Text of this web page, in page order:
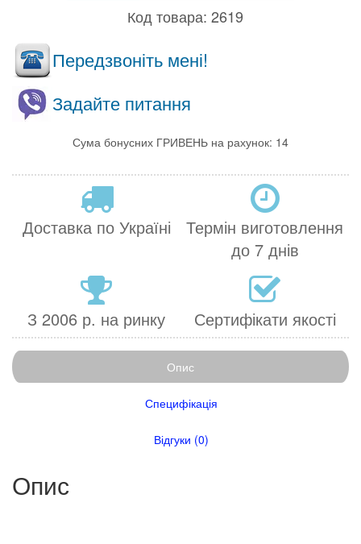
Код товара: 2619
Передзвоніть мені!
Задайте питання
Сума бонусних ГРИВЕНЬ на рахунок: 14
Доставка по Україні
Термін виготовлення
до 7 днів
З 2006 р. на ринку Сертифікати якості
Опис
Специфікація
Відгуки (0)
Опис